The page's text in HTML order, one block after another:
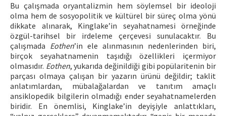
Bu çalışmada oryantalizmin hem söylemsel bir ideoloji
olma hem de sosyopolitik ve kültürel bir süreç olma yönü
dikkate alınarak, Kinglake’in seyahatnamesi örneğinde
özgül-tarihsel bir irdeleme çerçevesi sunulacaktır. Bu
çalışmada Eothen’in ele alınmasının nedenlerinden biri,
birçok seyahatnamenin taşıdığı özellikleri içermiyor
olmasıdır. Eothen, yukarıda değinildiği gibi popülaritenin bir
parçası olmaya çalışan bir yazarın ürünü değildir; taklit
anlatımlardan, mübalağalardan ve tanıtım amaçlı
ansiklopedik bilgilerin olmadığı ender seyahatnamelerden
biridir. En önemlisi, Kinglake’in deyişiyle anlattıkları,